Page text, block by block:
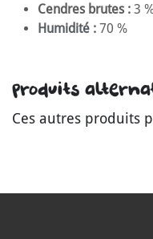
Cendres brutes : 3
Humidité : 70 %
Produits
Ces autres produits